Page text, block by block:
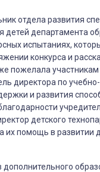
отдела развития
детей департамента
испытаниях,
конкурса и
пожелала участникам
директора по
и развития
детского
их помощь в развитии